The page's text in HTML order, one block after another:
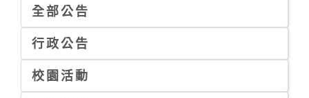
全部公告
行政公告
校園活動